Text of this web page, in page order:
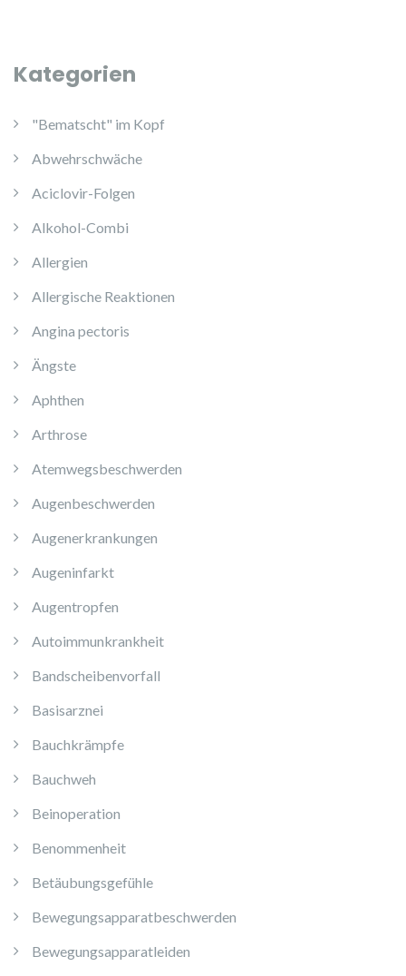
Kategorien
"Bematscht" im Kopf
Abwehrschwäche
Aciclovir-Folgen
Alkohol-Combi
Allergien
Allergische Reaktionen
Angina pectoris
Ängste
Aphthen
Arthrose
Atemwegsbeschwerden
Augenbeschwerden
Augenerkrankungen
Augeninfarkt
Augentropfen
Autoimmunkrankheit
Bandscheibenvorfall
Basisarznei
Bauchkrämpfe
Bauchweh
Beinoperation
Benommenheit
Betäubungsgefühle
Bewegungsapparatbeschwerden
Bewegungsapparatleiden